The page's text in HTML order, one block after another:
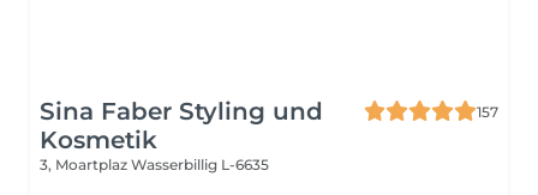
Sina Faber Styling und
Kosmetik
157
3, Moartplaz Wasserbillig L-6635